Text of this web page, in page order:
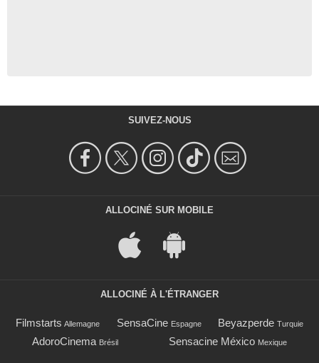
SUIVEZ-NOUS
ALLOCINÉ SUR MOBILE
ALLOCINÉ À L'ÉTRANGER
Filmstarts Allemagne SensaCine Espagne Beyazperde Turquie
AdoroCinema Brésil Sensacine México Mexique